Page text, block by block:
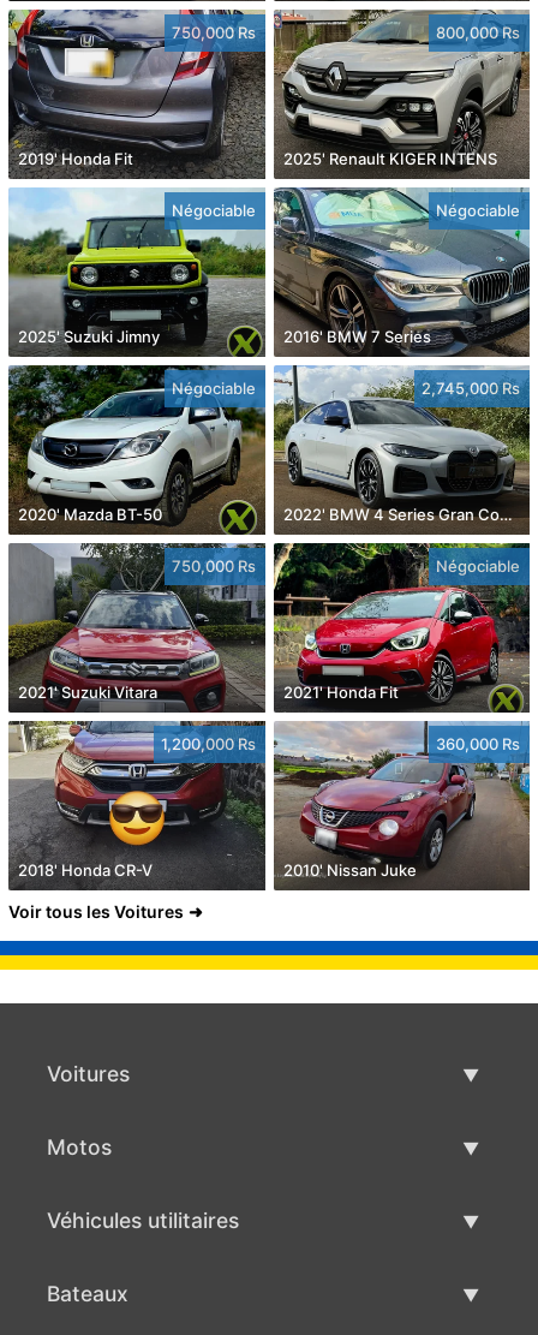
750,000 Rs
2019' Honda Fit
800,000 Rs
2025' Renault KIGER INTENS
Négociable
2025' Suzuki Jimny
Négociable
2016' BMW 7 Series
Négociable
2020' Mazda BT-50
2,745,000 Rs
2022' BMW 4 Series Gran Coupe
750,000 Rs
2021' Suzuki Vitara
Négociable
2021' Honda Fit
1,200,000 Rs
2018' Honda CR-V
360,000 Rs
2010' Nissan Juke
Voir tous les Voitures
Voitures
Motos
Véhicules utilitaires
Bateaux